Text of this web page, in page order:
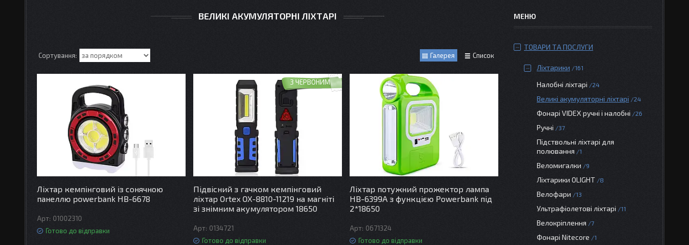
ВЕЛИКІ АКУМУЛЯТОРНІ ЛІХТАРІ
Галерея Список
Ліхтар кемпінговий із сонячною
панеллю powerbank HB-6678
01002310
Готово до відправки
З ЧЕРВОНИМ
СВІТЛОМ
Підвісний з гачком кемпінговий
ліхтар Ortex OX-8810-11219 на магніті
зі знімним акумулятором 18650
0134721
Готово до відправки
Ліхтар потужний прожектор лампа
HB-6399A з функцією Powerbank під
2*18650
0671324
Готово до відправки
ТОВАРИ ТА ПОСЛУГИ
Ліхтарики 161
Налобні ліхтарі 24
Великі акумуляторні ліхтарі 24
Фонарі VIDEX ручні і налобні 26
Ручні 37
Підствольні ліхтарі для
полювання
1
Веломигалки 9
Ліхтарики OLIGHT 8
Велофари 13
Ультрафіолетові ліхтарі 11
Велокріплення 7
Фонарі Nitecore 1